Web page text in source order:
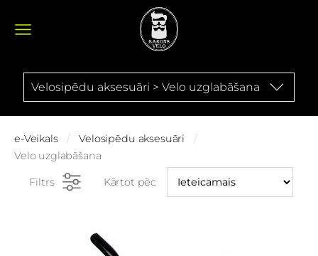
Velosipēdu aksesuāri > Velo uzglabāšana
e-Veikals
Velosipēdu aksesuāri
Velo uzglabāšana
Filtrs Kārtot pēc